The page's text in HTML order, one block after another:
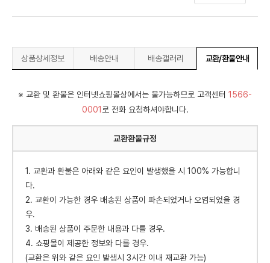
상품상세정보 배송안내 배송갤러리 교환/환불안내
※ 교환 및 환불은 인터넷쇼핑몰상에서는 불가능하므로 고객센터 1566-
0001 로 전화 요청하셔야합니다.
교환환불규정
1. 교환과 환불은 아래와 같은 요인이 발생했을 시 100% 가능합니
다.
2. 교환이 가능한 경우 배송된 상품이 파손되었거나 오염되었을 경
우.
3. 배송된 상품이 주문한 내용과 다를 경우.
4. 쇼핑몰이 제공한 정보와 다를 경우.
(교환은 위와 같은 요인 발생시 3시간 이내 재교환 가능)